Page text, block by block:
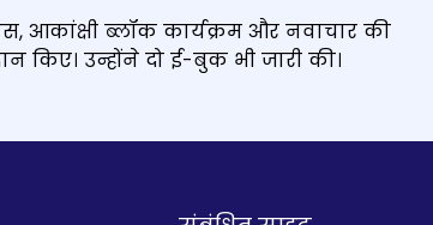
आकांक्षी ब्लॉक कार्यक्रम और नवाचार की
किए। उन्होंने दो ई-बुक भी जारी की।